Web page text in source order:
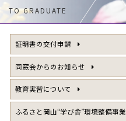
TO GRADUATE
証明書の交付申請
同窓会からのお知らせ
教育実習について
ふるさと岡山“学び舎”環境整備事業